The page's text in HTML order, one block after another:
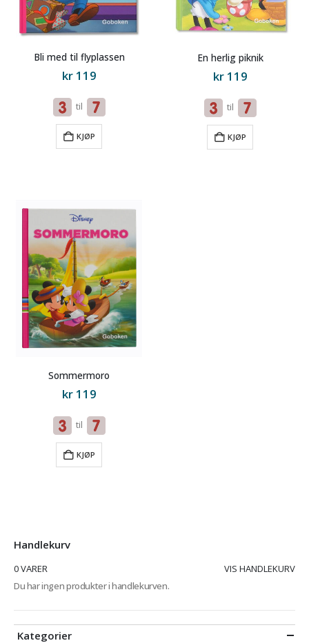
Bli med til flyplassen
kr119
til
KJØP
En herlig piknik
kr119
til
KJØP
Sommermoro
kr119
til
KJØP
Handlekurv
0 VARER
VIS HANDLEKURV
Du har ingen produkter i handlekurven.
Kategorier